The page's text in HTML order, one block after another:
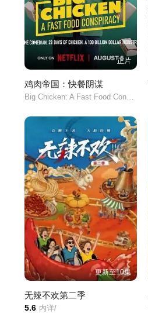
正片
鸡肉帝国：快餐阴谋
Big Chicken: A Fast Food Conspiracy/
更新至10集
无辣不欢第二季
5.6 内详/